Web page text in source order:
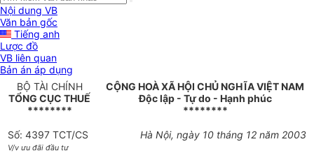
Nội dung VB
Văn bản gốc
Tiếng anh
Lược đồ
VB liên quan
Bản án áp dụng
BỘ TÀI CHÍNH
TỔNG CỤC THUẾ
********
CỘNG HOÀ XÃ HỘI CHỦ NGHĨA VIỆT NAM
Độc lập - Tự do - Hạnh phúc
********
Số: 4397 TCT/CS
V/v ưu đãi đầu tư
Hà Nội, ngày 10 tháng 12 năm 2003